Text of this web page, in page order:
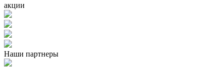
акции
Наши партнеры